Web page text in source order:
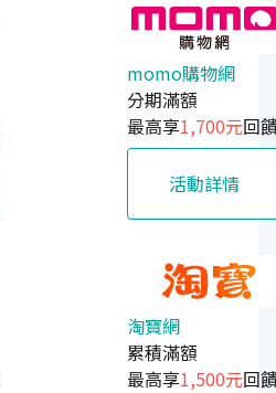
momo購物網
分期滿額
最高享1,700元回
活動詳情
淘寶網
累積滿額
最高享1,500元回